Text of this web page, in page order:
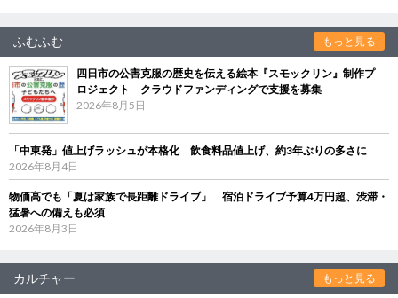
ふむふむ もっと見る
四日市の公害克服の歴史を伝える絵本『スモックリン』制作プ
ロジェクト クラウドファンディングで支援を募集
2026年8月5日
「中東発」値上げラッシュが本格化 飲食料品値上げ、約3年ぶりの多さに
2026年8月4日
物価高でも「夏は家族で長距離ドライブ」 宿泊ドライブ予算4万円超、渋滞・
猛暑への備えも必須
2026年8月3日
カルチャー もっと見る